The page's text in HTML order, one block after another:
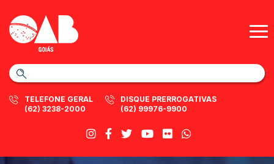
TELEFONE GERAL
(62) 3238-2000
DISQUE PRERROGATIVAS
(62) 99976-9900